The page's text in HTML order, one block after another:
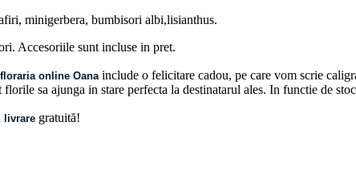
minigerbera, bumbisori albi,lisianthus.
Accesoriile sunt incluse in pret.
floraria online Oana include o felicitare cadou, pe care vom scrie
sa ajunga in stare perfecta la destinatarul ales. In functie de
livrare gratuită!